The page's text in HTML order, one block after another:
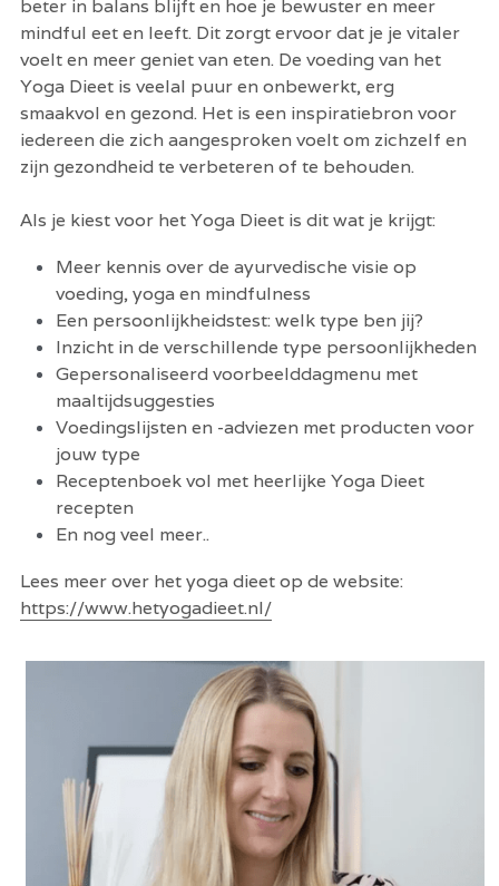
beter in balans blijft en hoe je bewuster en meer
mindful eet en leeft. Dit zorgt ervoor dat je je vitaler
voelt en meer geniet van eten. De voeding van het
Yoga Dieet is veelal puur en onbewerkt, erg
smaakvol en gezond. Het is een inspiratiebron voor
iedereen die zich aangesproken voelt om zichzelf en
zijn gezondheid te verbeteren of te behouden.
Als je kiest voor het Yoga Dieet is dit wat je krijgt:
Meer kennis over de ayurvedische visie op
voeding, yoga en mindfulness
Een persoonlijkheidstest: welk type ben jij?
Inzicht in de verschillende type persoonlijkheden
Gepersonaliseerd voorbeelddagmenu met
maaltijdsuggesties
Voedingslijsten en -adviezen met producten voor
jouw type
Receptenboek vol met heerlijke Yoga Dieet
recepten
En nog veel meer..
Lees meer over het yoga dieet op de website:
https://www.hetyogadieet.nl/